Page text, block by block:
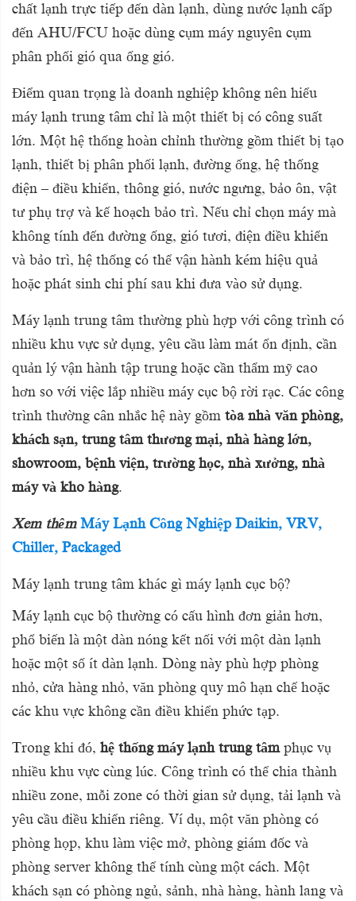
chất lạnh trực tiếp đến dàn lạnh, dùng nước lạnh cấp
đến AHU/FCU hoặc dùng cụm máy nguyên cụm
phân phối gió qua ống gió.
Điểm quan trọng là doanh nghiệp không nên hiểu
máy lạnh trung tâm chỉ là một thiết bị có công suất
lớn. Một hệ thống hoàn chỉnh thường gồm thiết bị tạo
lạnh, thiết bị phân phối lạnh, đường ống, hệ thống
điện – điều khiển, thông gió, nước ngưng, bảo ôn, vật
tư phụ trợ và kế hoạch bảo trì. Nếu chỉ chọn máy mà
không tính đến đường ống, gió tươi, điện điều khiển
và bảo trì, hệ thống có thể vận hành kém hiệu quả
hoặc phát sinh chi phí sau khi đưa vào sử dụng.
Máy lạnh trung tâm thường phù hợp với công trình có
nhiều khu vực sử dụng, yêu cầu làm mát ổn định, cần
quản lý vận hành tập trung hoặc cần thẩm mỹ cao
hơn so với việc lắp nhiều máy cục bộ rời rạc. Các công
trình thường cân nhắc hệ này gồm tòa nhà văn phòng,
khách sạn, trung tâm thương mại, nhà hàng lớn,
showroom, bệnh viện, trường học, nhà xưởng, nhà
máy và kho hàng.
Xem thêm Máy Lạnh Công Nghiệp Daikin, VRV,
Chiller, Packaged
Máy lạnh trung tâm khác gì máy lạnh cục bộ?
Máy lạnh cục bộ thường có cấu hình đơn giản hơn,
phổ biến là một dàn nóng kết nối với một dàn lạnh
hoặc một số ít dàn lạnh. Dòng này phù hợp phòng
nhỏ, cửa hàng nhỏ, văn phòng quy mô hạn chế hoặc
các khu vực không cần điều khiển phức tạp.
Trong khi đó, hệ thống máy lạnh trung tâmphục vụ
nhiều khu vực cùng lúc. Công trình có thể chia thành
nhiều zone, mỗi zone có thời gian sử dụng, tải lạnh và
yêu cầu điều khiển riêng. Ví dụ, một văn phòng có
phòng họp, khu làm việc mở, phòng giám đốc và
phòng server không thể tính cùng một cách. Một
khách sạn có phòng ngủ, sảnh, nhà hàng, hành lang và